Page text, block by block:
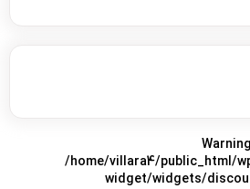
Warning
/home/villara4/public_html/
widget/widgets/